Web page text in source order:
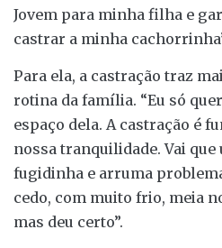
Jovem para minha filha e
castrar a minha
Para ela, a castração traz
rotina da família. “Eu só
espaço dela. A castração é
nossa tranquilidade. Vai que
fugidinha e arruma
cedo, com muito frio, meia
mas deu certo”.